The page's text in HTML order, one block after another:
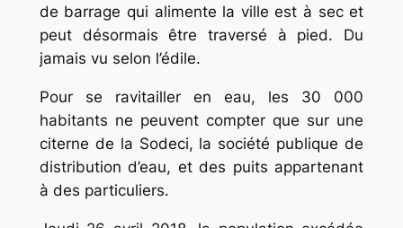
de barrage qui alimente la ville est à sec et
peut désormais être traversé à pied. Du
jamais vu selon l’édile.
Pour se ravitailler en eau, les 30 000
habitants ne peuvent compter que sur une
citerne de la Sodeci, la société publique de
distribution d’eau, et des puits appartenant
à des particuliers.